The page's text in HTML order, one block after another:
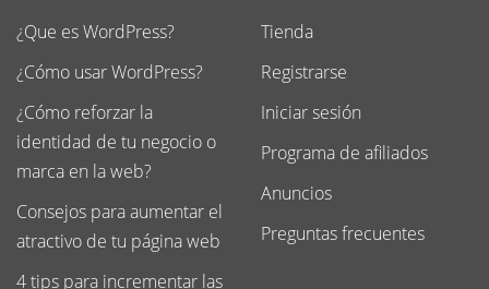
¿Que es WordPress?
¿Cómo usar WordPress?
¿Cómo reforzar la
identidad de tu negocio o
marca en la web?
Consejos para aumentar el
atractivo de tu página web
4 tips para incrementar las
Tienda
Registrarse
Iniciar sesión
Programa de afiliados
Anuncios
Preguntas frecuentes